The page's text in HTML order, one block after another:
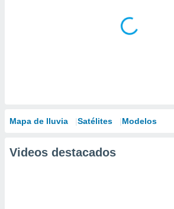
Mapa de lluvia Satélites Modelos
Videos destacados